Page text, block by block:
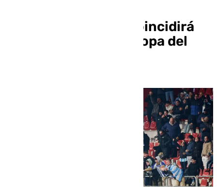
El Málaga-Levante coincidirá
con la antesala a la Copa del